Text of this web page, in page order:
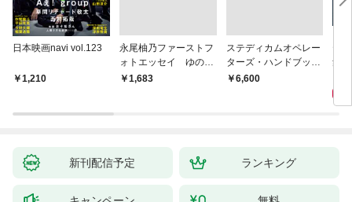
日本映画navi vol.123
1,210
永尾柚乃ファーストフ
ォトエッセイ ゆのも
のがたり
￥1,683
ステディカムオペレー
ターズ・ハンドブック
日本語版 電子版 第２
￥6,600
集
ウ
【
新刊配信予定 ランキング